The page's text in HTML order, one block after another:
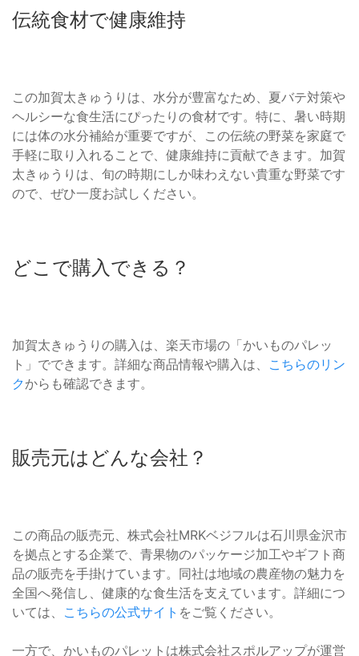
伝統食材で健康維持
この加賀太きゅうりは、水分が豊富なため、夏バテ対策や
ヘルシーな食生活にぴったりの食材です。特に、暑い時期
には体の水分補給が重要ですが、この伝統の野菜を家庭で
手軽に取り入れることで、健康維持に貢献できます。加賀
太きゅうりは、旬の時期にしか味わえない貴重な野菜です
ので、ぜひ一度お試しください。
どこで購入できる？
加賀太きゅうりの購入は、楽天市場の「かいものパレッ
ト」でできます。詳細な商品情報や購入は、 こちらのリン
クからも確認できます。
販売元はどんな会社？
この商品の販売元、株式会社MRKベジフルは石川県金沢市
を拠点とする企業で、青果物のパッケージ加工やギフト商
品の販売を手掛けています。同社は地域の農産物の魅力を
全国へ発信し、健康的な食生活を支えています。詳細につ
いては、 こちらの公式サイト をご覧ください。
一方で、かいものパレットは株式会社スポルアップが運営